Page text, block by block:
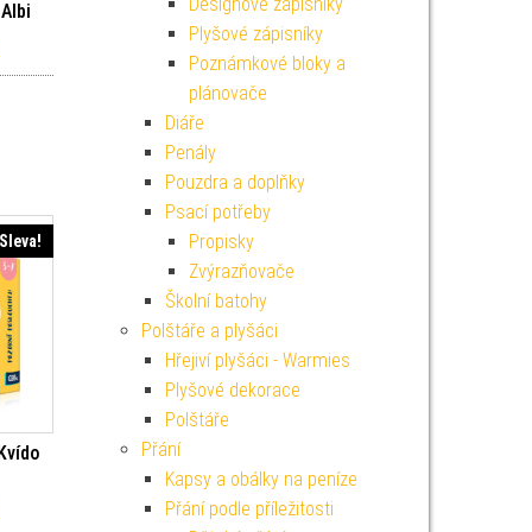
cena byla: 299 Kč.
Aktuální cena je: 199 Kč.
Sleva!
cena byla: 499 Kč.
Aktuální cena je: 449 Kč.
Plyšové zápisníky
Poznámkové bloky a
plánovače
Diáře
Penály
Pouzdra a doplňky
Psací potřeby
Propisky
Zvýrazňovače
Školní batohy
Polštáře a plyšáci
Hřejiví plyšáci - Warmies
Plyšové dekorace
Polštáře
Přání
Kapsy a obálky na peníze
Přání podle příležitosti